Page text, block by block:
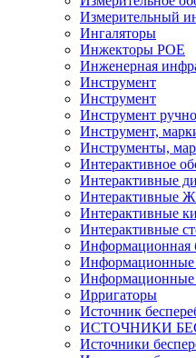
Измерительный
Ингаляторы
Инжекторы POE
Инженерная
Инструмент
Инструмент
Инструмент
Инструмент,
Инструменты,
Интерактивное
Интерактивные
Интерактивные
Интерактивные
Интерактивные
Информационная
Информационные
Информационные
Ирригаторы
Источник
ИСТОЧНИКИ
Источники